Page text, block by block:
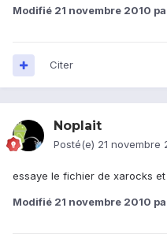
Modifié 21 novembre 2010
Citer
Noplait
Posté(e) 21 novembre
essaye le fichier de xarocks
Modifié 21 novembre 2010